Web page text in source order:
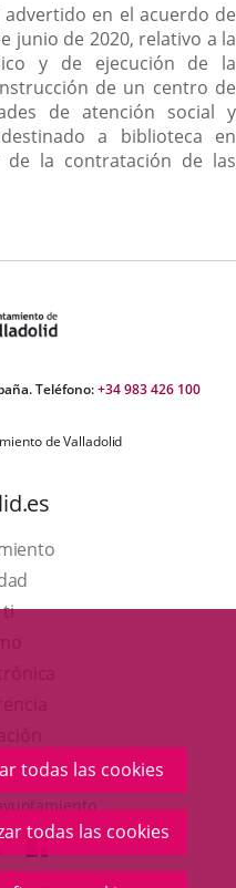
todas las cookies
todas las cookies
en el acuerdo de
junio de 2020, relativo a la
y de ejecución de la
de un centro de
de atención social y
a biblioteca en
de la contratación de las
Teléfono:+34 983 426 100
de Valladolid
ti
en
una
ventana
nueva.
aplicación
externa.
ENLACE
A
ENLACE
A